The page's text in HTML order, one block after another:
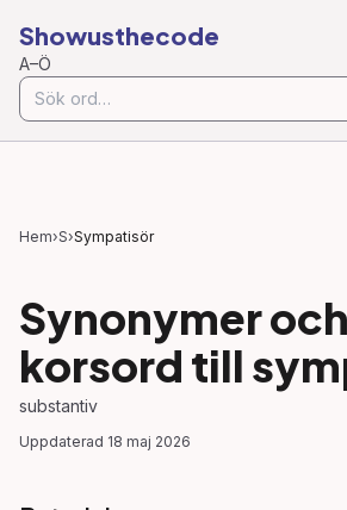
Showusthecode
A–Ö
Hem›S›Sympatisör
Synonymer och
korsord till
substantiv
Uppdaterad 18 maj 2026